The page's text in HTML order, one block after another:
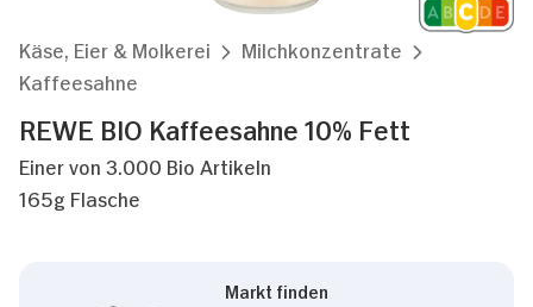
Käse, Eier & Molkerei
Milchkonzentrate
Kaffeesahne
REWE BIO Kaffeesahne 10% Fett
Einer von 3.000 Bio Artikeln
165g Flasche
Markt finden